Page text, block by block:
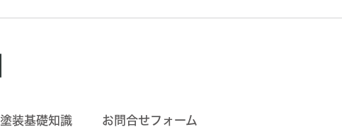
塗装基礎知識 お問合せフォーム